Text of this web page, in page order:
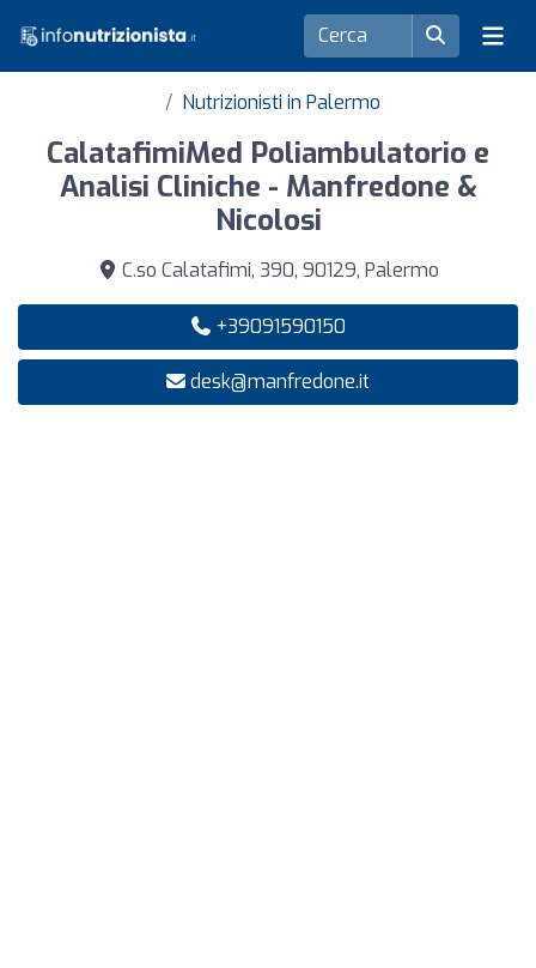
Nutrizionisti in Palermo
CalatafimiMed Poliambulatorio e
Analisi Cliniche - Manfredone &
Nicolosi
C.so Calatafimi, 390, 90129, Palermo
+39091590150
desk@manfredone.it